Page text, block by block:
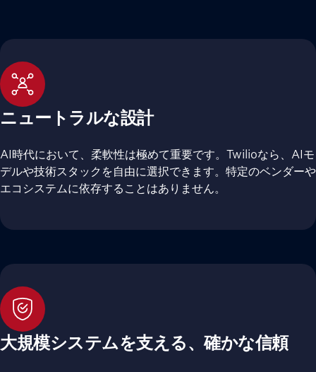
ニュートラルな設計
AI時代において、柔軟性は極めて重要です。Twilioなら、AIモ
デルや技術スタックを自由に選択できます。特定のベンダーや
エコシステムに依存することはありません。
大規模システムを支える、確かな信頼